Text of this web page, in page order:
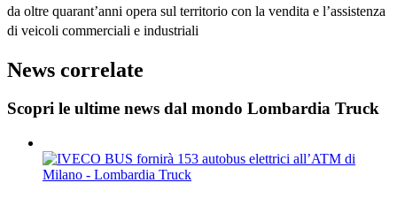
da oltre quarant’anni opera sul territorio con la vendita e l’assistenza
di veicoli commerciali e industriali
News correlate
Scopri le ultime news dal mondo Lombardia Truck